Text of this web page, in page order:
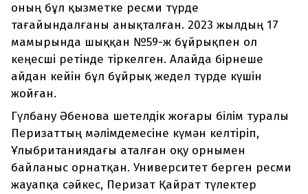
оның бұл қызметке ресми түрде
тағайындалғаны анықталған. 2023 жылдың 17
мамырында шыққан №59-ж бұйрықпен ол
кеңесші ретінде тіркелген. Алайда бірнеше
айдан кейін бұл бұйрық жедел түрде күшін
жойған.
Гүлбану Әбенова шетелдік жоғары білім туралы
Перизаттың мәлімдемесіне күмән келтіріп,
Ұлыбританиядағы аталған оқу орнымен
байланыс орнатқан. Университет берген ресми
жауапқа сәйкес, Перизат Қайрат түлектер